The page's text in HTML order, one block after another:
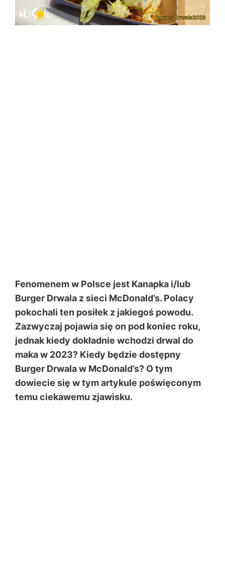
Fenomenem w Polsce jest Kanapka i/lub
Burger Drwala z sieci McDonald’s. Polacy
pokochali ten posiłek z jakiegoś powodu.
Zazwyczaj pojawia się on pod koniec roku,
jednak kiedy dokładnie wchodzi drwal do
maka w 2023? Kiedy będzie dostępny
Burger Drwala w McDonald’s? O tym
dowiecie się w tym artykule poświęconym
temu ciekawemu zjawisku.